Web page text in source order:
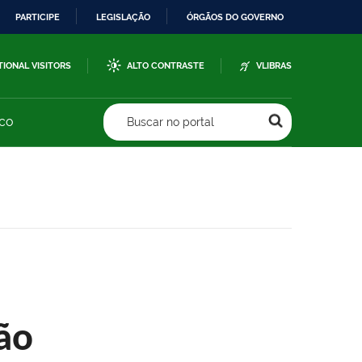
PARTICIPE LEGISLAÇÃO ÓRGÃOS DO GOVERNO
VISITORS ALTO CONTRASTE VLIBRAS
Buscar no portal